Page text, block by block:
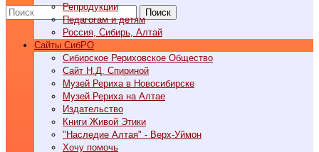
Поиск
Репродукции
Педагогам и детям
Россия, Сибирь, Алтай
Cайты СибРО
Сибирское Рериховское Общество
Сайт Н.Д. Спириной
Музей Рериха в Новосибирске
Музей Рериха на Алтае
Издательство
Книги Живой Этики
"Наследие Алтая" - Верх-Уймон
Хочу помочь